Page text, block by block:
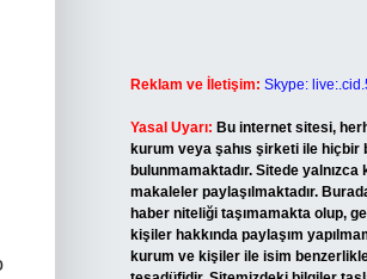
Reklam ve İletişim: Skype:
Yasal Uyarı: Bu internet sitesi,
kurum veya şahıs şirketi ile hiçbir
bulunmamaktadır. Sitede yalnızca
makaleler paylaşılmaktadır.
haber niteliği taşımamakta olup,
kişiler hakkında paylaşım
kurum ve kişiler ile isim